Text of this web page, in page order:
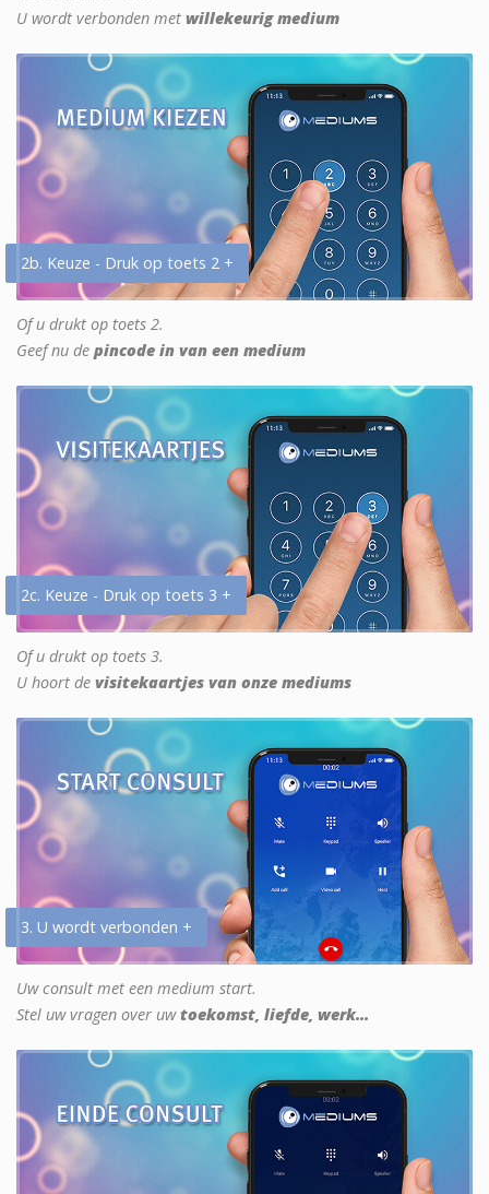
U wordt verbonden met willekeurig medium
2b. Keuze - Druk op toets 2 +
Of u drukt op toets 2.
Geef nu de pincode in van een medium
2c. Keuze - Druk op toets 3 +
Of u drukt op toets 3.
U hoort de visitekaartjes van onze mediums
3. U wordt verbonden +
Uw consult met een medium start.
Stel uw vragen over uwtoekomst, liefde, werk...